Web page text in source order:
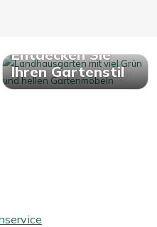
Entdecken Sie
Ihren Gartenstil